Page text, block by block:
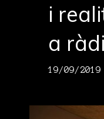
i
a
19/09/2019